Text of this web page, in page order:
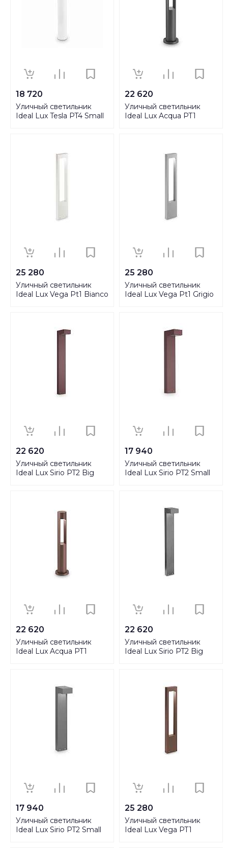
18 720
Уличный светильник
Ideal Lux Tesla PT4 Small
22 620
Уличный светильник
Ideal Lux Acqua PT1
25 280
Уличный светильник
Ideal Lux Vega Pt1 Bianco
25 280
Уличный светильник
Ideal Lux Vega Pt1 Grigio
22 620
Уличный светильник
Ideal Lux Sirio PT2 Big
17 940
Уличный светильник
Ideal Lux Sirio PT2 Small
22 620
Уличный светильник
Ideal Lux Acqua PT1
22 620
Уличный светильник
Ideal Lux Sirio PT2 Big
17 940
Уличный светильник
Ideal Lux Sirio PT2 Small
25 280
Уличный светильник
Ideal Lux Vega PT1